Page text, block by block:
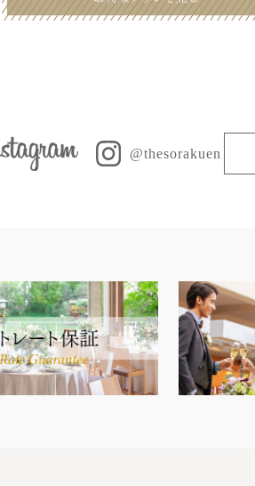
@thesorakuen